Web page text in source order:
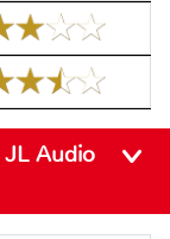
JL Audio